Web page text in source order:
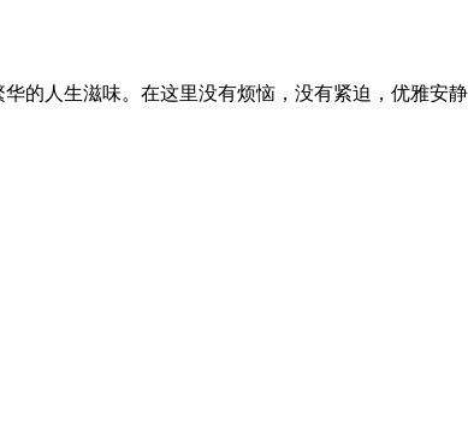
的人生滋味。在这里没有烦恼，没有紧迫，优雅安